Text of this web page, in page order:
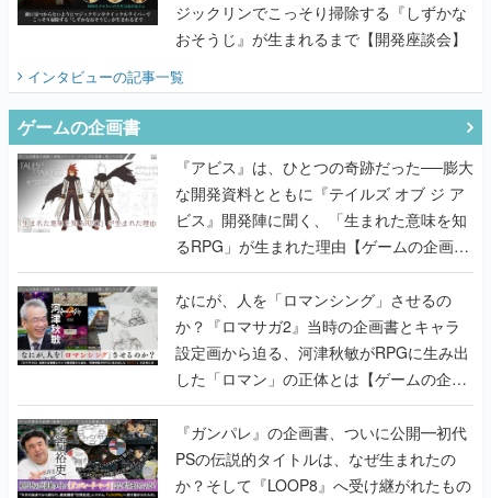
ジックリンでこっそり掃除する『しずかな
おそうじ』が生まれるまで【開発座談会】
インタビューの記事一覧
ゲームの企画書
『アビス』は、ひとつの奇跡だった──膨大
な開発資料とともに『テイルズ オブ ジ ア
ビス』開発陣に聞く、「生まれた意味を知
るRPG」が生まれた理由【ゲームの企画
書】
なにが、人を「ロマンシング」させるの
か？『ロマサガ2』当時の企画書とキャラ
設定画から迫る、河津秋敏がRPGに生み出
した「ロマン」の正体とは【ゲームの企画
書】
『ガンパレ』の企画書、ついに公開━初代
PSの伝説的タイトルは、なぜ生まれたの
か？そして『LOOP8』へ受け継がれたもの